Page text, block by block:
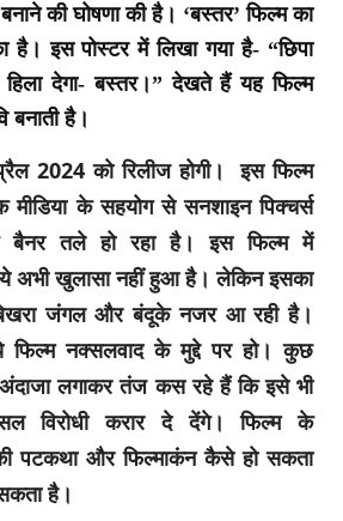
की घोषणा की है। ‘बस्तर’ फिल्म का
है। इस पोस्टर में लिखा गया है- “छिपा
देगा- बस्तर।” देखते हैं यह फिल्म
बनाती है।
2024 को रिलीज होगी। इस फिल्म
मीडिया के सहयोग से सनशाइन पिक्चर्स
बैनर तले हो रहा है। इस फिल्म में
ये अभी खुलासा नहीं हुआ है। लेकिन इसका
जंगल और बंदूके नजर आ रही है।
नक्सलवाद के मुद्दे पर हो। कुछ
अंदाजा लगाकर तंज कस रहे हैं कि इसे भी
विरोधी करार दे देंगे। फिल्म के
पटकथा और फिल्माकंन कैसे हो सकता
है।